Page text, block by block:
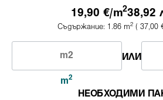
19,90 €/m238,92
Съдържание: 1.86 m2 ( 37,00
m2
ИЛИ
НЕОБХОДИМИ